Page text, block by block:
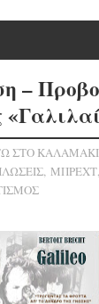
–
ΣΤΟ ΚΑΛΑΜΑΚΙ
, ΜΠΡΕΧΤ,